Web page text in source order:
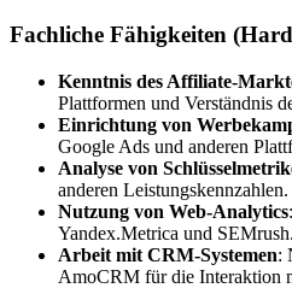
Fachliche Fähigkeiten
Kenntnis des Affiliate-
Plattformen und Verständnis
Einrichtung von
Google Ads und anderen
Analyse von
anderen Leistungskennzahlen.
Nutzung von Web-Analytics
Yandex.Metrica und SEMrush.
Arbeit mit CRM-Systemen:
AmoCRM für die Interaktion